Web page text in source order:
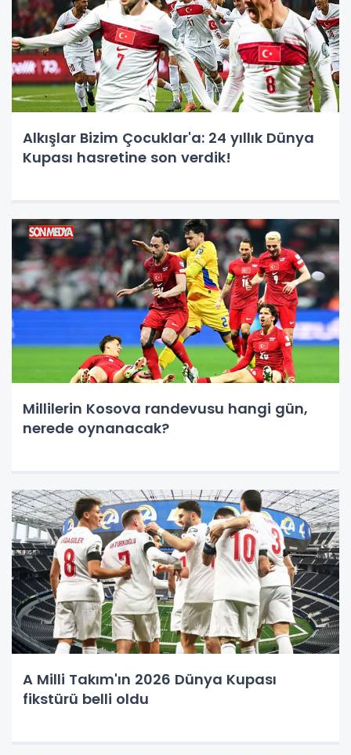
Alkışlar Bizim Çocuklar'a: 24 yıllık Dünya
Kupası hasretine son verdik!
Millilerin Kosova randevusu hangi gün,
nerede oynanacak?
A Milli Takım'ın 2026 Dünya Kupası
fikstürü belli oldu